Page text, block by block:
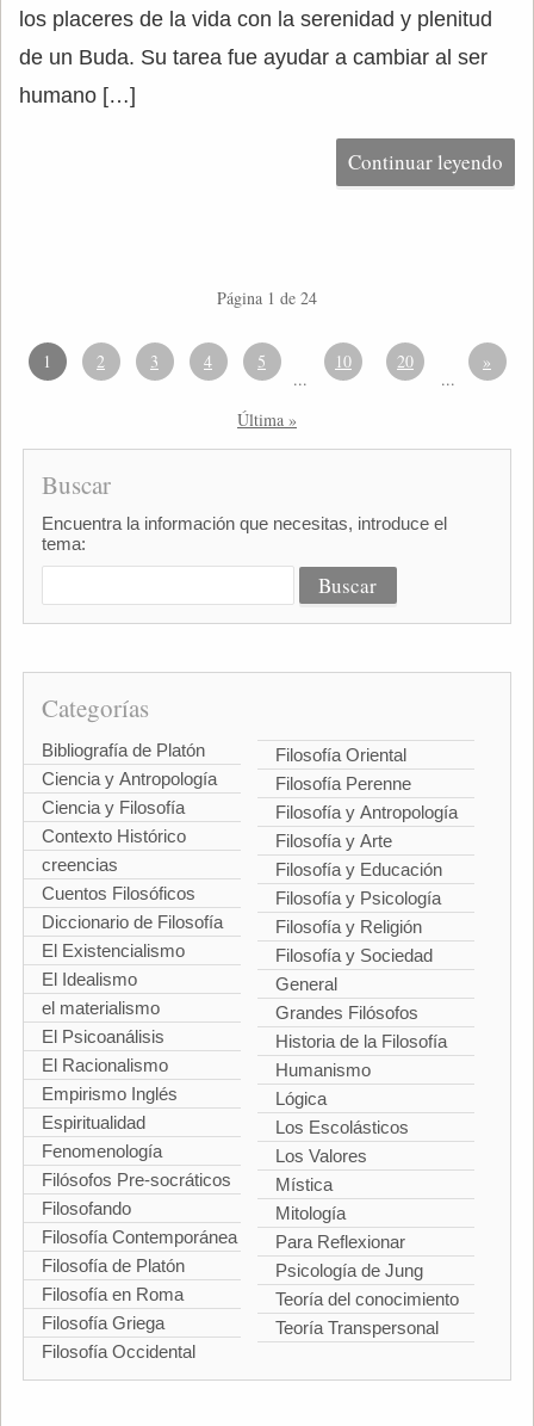
los placeres de la vida con la serenidad y plenitud
de un Buda. Su tarea fue ayudar a cambiar al ser
humano […]
Continuar leyendo
Página 1 de 24
1 2 3 4 5
...
10 20
...
»
Última »
Buscar
Encuentra la información que necesitas, introduce el
tema:
Categorías
Bibliografía de Platón
Ciencia y Antropología
Ciencia y Filosofía
Contexto Histórico
creencias
Cuentos Filosóficos
Diccionario de Filosofía
El Existencialismo
El Idealismo
el materialismo
El Psicoanálisis
El Racionalismo
Empirismo Inglés
Espiritualidad
Fenomenología
Filósofos Pre-socráticos
Filosofando
Filosofía Contemporánea
Filosofía de Platón
Filosofía en Roma
Filosofía Griega
Filosofía Occidental
Filosofía Oriental
Filosofía Perenne
Filosofía y Antropología
Filosofía y Arte
Filosofía y Educación
Filosofía y Psicología
Filosofía y Religión
Filosofía y Sociedad
General
Grandes Filósofos
Historia de la Filosofía
Humanismo
Lógica
Los Escolásticos
Los Valores
Mística
Mitología
Para Reflexionar
Psicología de Jung
Teoría del conocimiento
Teoría Transpersonal